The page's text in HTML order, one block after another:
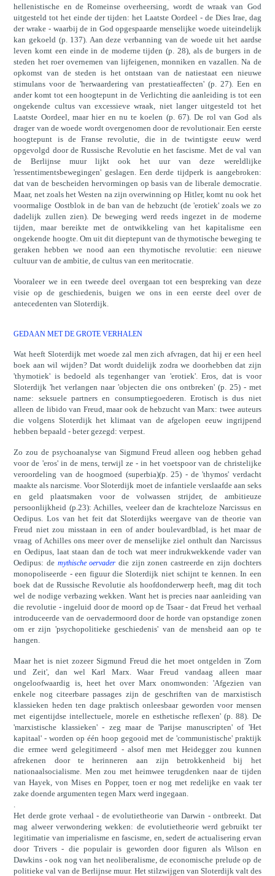
hellenistische en de Romeinse overheersing, wordt de wraak van God
uitgesteld tot het einde der tijden: het Laatste Oordeel - de Dies Irae, dag
der wrake - waarbij de in God opgespaarde menselijke woede uiteindelijk
kan gekoeld (p. 137). Aan deze verbanning van de woede uit het aardse
leven komt een einde in de moderne tijden (p. 28), als de burgers in de
steden het roer overnemen van lijfeigenen, monniken en vazallen. Na de
opkomst van de steden is het ontstaan van de natiestaat een nieuwe
stimulans voor de 'herwaardering van prestatieaffecten' (p. 27). Een en
ander komt tot een hoogtepunt in de Verlichting die aanleiding is tot een
ongekende cultus van excessieve wraak, niet langer uitgesteld tot het
Laatste Oordeel, maar hier en nu te koelen (p. 67). De rol van God als
drager van de woede wordt overgenomen door de revolutionair. Een eerste
hoogtepunt is de Franse revolutie, die in de twintigste eeuw werd
opgevolgd door de Russische Revolutie en het fascisme. Met de val van
de Berlijnse muur lijkt ook het uur van deze wereldlijke
'ressentimentsbewegingen' geslagen. Een derde tijdperk is aangebroken:
dat van de bescheiden hervormingen op basis van de liberale democratie.
Maar, net zoals het Westen na zijn overwinning op Hitler, komt nu ook het
voormalige Oostblok in de ban van de hebzucht (de 'erotiek' zoals we zo
dadelijk zullen zien). De beweging werd reeds ingezet in de moderne
tijden, maar bereikte met de ontwikkeling van het kapitalisme een
ongekende hoogte. Om uit dit dieptepunt van de thymotische beweging te
geraken hebben we nood aan een thymotische revolutie: een nieuwe
cultuur van de ambitie, de cultus van een meritocratie.
Vooraleer we in een tweede deel overgaan tot een bespreking van deze
visie op de geschiedenis, buigen we ons in een eerste deel over de
antecedenten van Sloterdijk.
GEDAAN MET DE GROTE VERHALEN
Wat heeft Sloterdijk met woede zal men zich afvragen, dat hij er een heel
boek aan wil wijden? Dat wordt duidelijk zodra we doorhebben dat zijn
'thymotiek' is bedoeld als tegenhanger van 'erotiek'. Eros, dat is voor
Sloterdijk 'het verlangen naar 'objecten die ons ontbreken' (p. 25) - met
name: seksuele partners en consumptiegoederen. Erotisch is dus niet
alleen de libido van Freud, maar ook de hebzucht van Marx: twee auteurs
die volgens Sloterdijk het klimaat van de afgelopen eeuw ingrijpend
hebben bepaald - beter gezegd: verpest.
Zo zou de psychoanalyse van Sigmund Freud alleen oog hebben gehad
voor de 'eros' in de mens, terwijl ze - in het voetspoor van de christelijke
veroordeling van de hoogmoed (superbia)(p. 25) - de 'thymos' verdacht
maakte als narcisme. Voor Sloterdijk moet de infantiele verslaafde aan seks
en geld plaatsmaken voor de volwassen strijder, de ambitieuze
persoonlijkheid (p.23): Achilles, veeleer dan de krachteloze Narcissus en
Oedipus. Los van het feit dat Sloterdijks weergave van de theorie van
Freud niet zou misstaan in een of ander boulevardblad, is het maar de
vraag of Achilles ons meer over de menselijke ziel onthult dan Narcissus
en Oedipus, laat staan dan de toch wat meer indrukwekkende vader van
Oedipus: de mythische oervader die zijn zonen castreerde en zijn dochters
monopoliseerde - een figuur die Sloterdijk niet schijnt te kennen. In een
boek dat de Russische Revolutie als hoofdonderwerp heeft, mag dit toch
wel de nodige verbazing wekken. Want het is precies naar aanleiding van
die revolutie - ingeluid door de moord op de Tsaar - dat Freud het verhaal
introduceerde van de oervadermoord door de horde van opstandige zonen
om er zijn 'psychopolitieke geschiedenis' van de mensheid aan op te
hangen.
Maar het is niet zozeer Sigmund Freud die het moet ontgelden in 'Zorn
und Zeit', dan wel Karl Marx. Waar Freud vandaag alleen maar
ongeloofwaardig is, heet het over Marx onomwonden: 'Afgezien van
enkele nog citeerbare passages zijn de geschriften van de marxistisch
klassieken heden ten dage praktisch onleesbaar geworden voor mensen
met eigentijdse intellectuele, morele en esthetische reflexen' (p. 88). De
'marxistische klassieken' - zeg maar de 'Parijse manuscripten' of 'Het
kapitaal' - worden op één hoop gegooid met de 'communistische' praktijk
die ermee werd gelegitimeerd - alsof men met Heidegger zou kunnen
afrekenen door te herinneren aan zijn betrokkenheid bij het
nationaalsocialisme. Men zou met heimwee terugdenken naar de tijden
van Hayek, von Mises en Popper, toen er nog met redelijke en vaak ter
zake doende argumenten tegen Marx werd ingegaan.
.
Het derde grote verhaal - de evolutietheorie van Darwin - ontbreekt. Dat
mag alweer verwondering wekken: de evolutietheorie werd gebruikt ter
legitimatie van imperialisme en fascisme, en, sedert de actualisering ervan
door Trivers - die populair is geworden door figuren als Wilson en
Dawkins - ook nog van het neoliberalisme, de economische prelude op de
politieke val van de Berlijnse muur. Het stilzwijgen van Sloterdijk valt des